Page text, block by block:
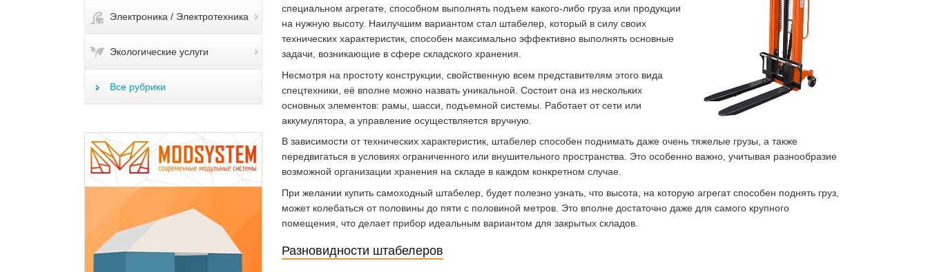
Электроника / Электротехника
Экологические услуги
Все рубрики
специальном агрегате, способном выполнять подъем какого-либо груза или продукции
на нужную высоту. Наилучшим вариантом стал штабелер, который в силу своих
технических характеристик, способен максимально эффективно выполнять основные
задачи, возникающие в сфере складского хранения.
Несмотря на простоту конструкции, свойственную всем представителям этого вида
спецтехники, её вполне можно назвать уникальной. Состоит она из нескольких
основных элементов: рамы, шасси, подъемной системы. Работает от сети или
аккумулятора, а управление осуществляется вручную.
В зависимости от технических характеристик, штабелер способен поднимать даже очень тяжелые грузы, а также
передвигаться в условиях ограниченного или внушительного пространства. Это особенно важно, учитывая разнообразие
возможной организации хранения на складе в каждом конкретном случае.
При желании купить самоходный штабелер, будет полезно узнать, что высота, на которую агрегат способен поднять груз,
может колебаться от половины до пяти с половиной метров. Это вполне достаточно даже для самого крупного
помещения, что делает прибор идеальным вариантом для закрытых складов.
Разновидности штабелеров